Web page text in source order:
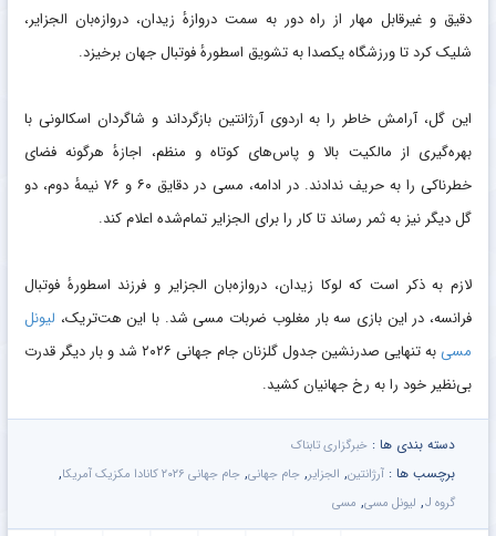
دقیق و غیرقابل مهار از راه دور به سمت دروازهٔ زیدان، دروازه‌بان الجزایر،
شلیک کرد تا ورزشگاه یکصدا به تشویق اسطورهٔ فوتبال جهان برخیزد.
این گل، آرامش خاطر را به اردوی آرژانتین بازگرداند و شاگردان اسکالونی با
بهره‌گیری از مالکیت بالا و پاس‌های کوتاه و منظم، اجازهٔ هرگونه فضای
خطرناکی را به حریف ندادند. در ادامه، مسی در دقایق ۶۰ و ۷۶ نیمهٔ دوم، دو
گل دیگر نیز به ثمر رساند تا کار را برای الجزایر تمام‌شده اعلام کند.
لازم به ذکر است که لوکا زیدان، دروازه‌بان الجزایر و فرزند اسطورهٔ فوتبال
فرانسه، در این بازی سه بار مغلوب ضربات مسی شد. با این هت‌تریک، لیونل
مسی
به تنهایی صدرنشین جدول گلزنان جام جهانی ۲۰۲۶ شد و بار دیگر قدرت
بی‌نظیر خود را به رخ جهانیان کشید.
دسته بندی ها : خبرگزاری تابناک
برچسب ها : آرژانتین, الجزایر, جام جهانی, جام جهانی ۲۰۲۶ کانادا مکزیک آمریکا ,
گروه J , لیونل مسی, مسی